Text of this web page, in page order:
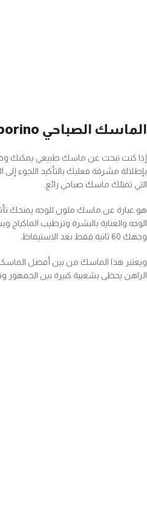
الماسك الصباحي Saborino:
إذا كنت تبحث عن ماسك طبيعي يمكنك
التي تمتلك ماسك صباحي رائع.
هو عبارة عن ماسك ملون للوجه يمنحك
الوجه والعناية بالبشرة وترطيب
وجهك 60 ثانية فقط بعد الاستيقاظ.
الراهن يحظى بشعبية كبيرة بين الجمهور